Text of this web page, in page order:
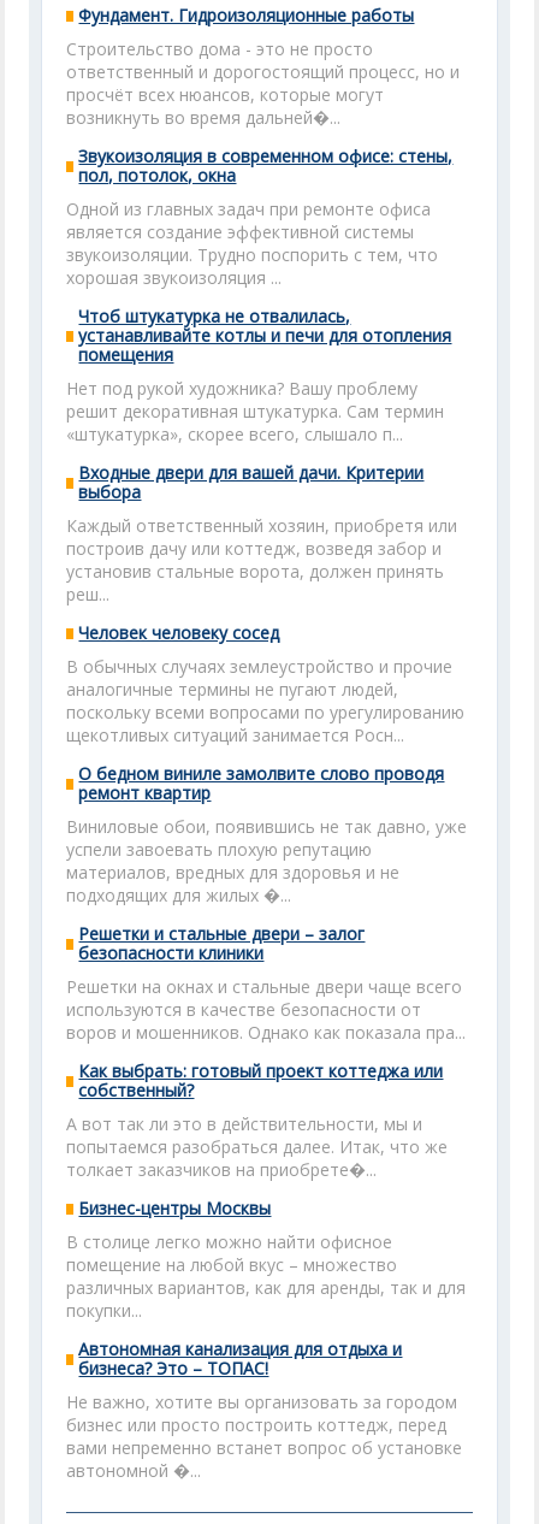
Фундамент. Гидроизоляционные работы
Строительство дома - это не просто
ответственный и дорогостоящий процесс, но и
просчёт всех нюансов, которые могут
возникнуть во время дальней�...
Звукоизоляция в современном офисе: стены,
пол, потолок, окна
Одной из главных задач при ремонте офиса
является создание эффективной системы
звукоизоляции. Трудно поспорить с тем, что
хорошая звукоизоляция ...
Чтоб штукатурка не отвалилась,
устанавливайте котлы и печи для отопления
помещения
Нет под рукой художника? Вашу проблему
решит декоративная штукатурка. Сам термин
«штукатурка», скорее всего, слышало п...
Входные двери для вашей дачи. Критерии
выбора
Каждый ответственный хозяин, приобретя или
построив дачу или коттедж, возведя забор и
установив стальные ворота, должен принять
реш...
Человек человеку сосед
В обычных случаях землеустройство и прочие
аналогичные термины не пугают людей,
поскольку всеми вопросами по урегулированию
щекотливых ситуаций занимается Росн...
О бедном виниле замолвите слово проводя
ремонт квартир
Виниловые обои, появившись не так давно, уже
успели завоевать плохую репутацию
материалов, вредных для здоровья и не
подходящих для жилых �...
Решетки и стальные двери – залог
безопасности клиники
Решетки на окнах и стальные двери чаще всего
используются в качестве безопасности от
воров и мошенников. Однако как показала пра...
Как выбрать: готовый проект коттеджа или
собственный?
А вот так ли это в действительности, мы и
попытаемся разобраться далее. Итак, что же
толкает заказчиков на приобрете�...
Бизнес-центры Москвы
В столице легко можно найти офисное
помещение на любой вкус – множество
различных вариантов, как для аренды, так и для
покупки...
Автономная канализация для отдыха и
бизнеса? Это – ТОПАС!
Не важно, хотите вы организовать за городом
бизнес или просто построить коттедж, перед
вами непременно встанет вопрос об установке
автономной �...